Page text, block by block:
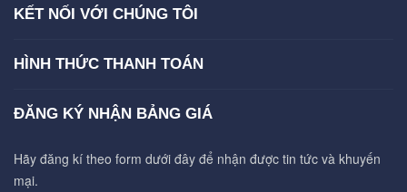
KẾT NỐI VỚI CHÚNG TÔI
HÌNH THỨC THANH TOÁN
ĐĂNG KÝ NHẬN BẢNG GIÁ
Hãy đăng kí theo form dưới đây để nhận được tin tức và khuyến
mại.